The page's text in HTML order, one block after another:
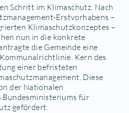
Schritt im Klimaschutz. Nach
Erstvorhabens –
Klimaschutzkonzeptes –
nun in die konkrete
die Gemeinde eine
Kern des
einer befristeten
Diese
der Nationalen
für
gefördert.